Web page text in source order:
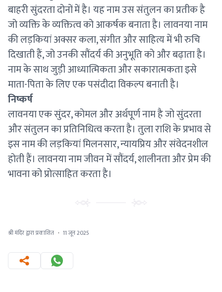
बाहरी सुंदरता दोनों में है। यह नाम उस संतुलन का प्रतीक है
जो व्यक्ति के व्यक्तित्व को आकर्षक बनाता है। लावनया नाम
की लड़कियां अक्सर कला, संगीत और साहित्य में भी रुचि
दिखाती हैं, जो उनकी सौंदर्य की अनुभूति को और बढ़ाता है।
नाम के साथ जुड़ी आध्यात्मिकता और सकारात्मकता इसे
माता-पिता के लिए एक पसंदीदा विकल्प बनाती है।
निष्कर्ष
लावनया एक सुंदर, कोमल और अर्थपूर्ण नाम है जो सुंदरता
और संतुलन का प्रतिनिधित्व करता है। तुला राशि के प्रभाव से
इस नाम की लड़कियां मिलनसार, न्यायप्रिय और संवेदनशील
होती हैं। लावनया नाम जीवन में सौंदर्य, शालीनता और प्रेम की
भावना को प्रोत्साहित करता है।
श्री मंदिर द्वारा प्रकाशित · 11 जून 2025